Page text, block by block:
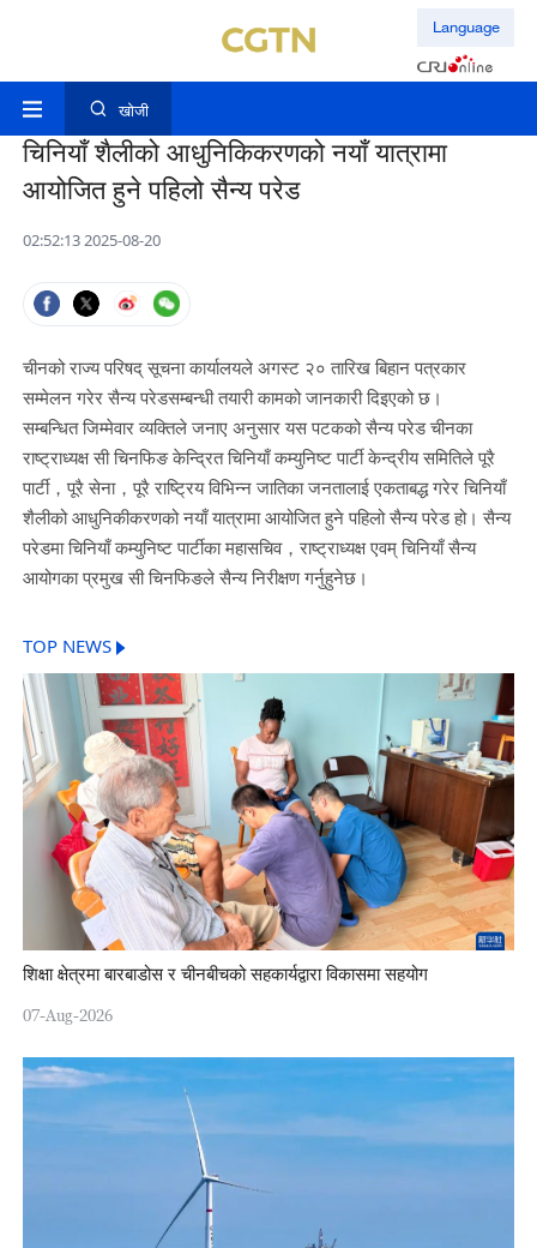
Language
खोजी
चिनियाँ शैलीको आधुनिकिकरणको नयाँ यात्रामा
आयोजित हुने पहिलो सैन्य परेड
02:52:13 2025-08-20
चीनको राज्य परिषद् सूचना कार्यालयले अगस्ट २० तारिख बिहान पत्रकार
सम्मेलन गरेर सैन्य परेडसम्बन्धी तयारी कामको जानकारी दिइएको छ।
सम्बन्धित जिम्मेवार व्यक्तिले जनाए अनुसार यस पटकको सैन्य परेड चीनका
राष्ट्राध्यक्ष सी चिनफिङ केन्द्रित चिनियाँ कम्युनिष्ट पार्टी केन्द्रीय समितिले पूरै
पार्टी，पूरै सेना，पूरै राष्ट्रिय विभिन्न जातिका जनतालाई एकताबद्ध गरेर चिनियाँ
शैलीको आधुनिकीकरणको नयाँ यात्रामा आयोजित हुने पहिलो सैन्य परेड हो। सैन्य
परेडमा चिनियाँ कम्युनिष्ट पार्टीका महासचिव，राष्ट्राध्यक्ष एवम् चिनियाँ सैन्य
आयोगका प्रमुख सी चिनफिङले सैन्य निरीक्षण गर्नुहुनेछ।
TOP NEWS
शिक्षा क्षेत्रमा बारबाडोस र चीनबीचको सहकार्यद्वारा विकासमा सहयोग
07-Aug-2026